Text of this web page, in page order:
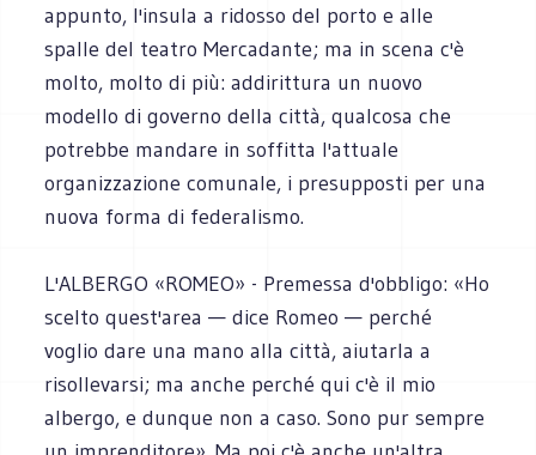
appunto, l'insula a ridosso del porto e alle
spalle del teatro Mercadante; ma in scena c'è
molto, molto di più: addirittura un nuovo
modello di governo della città, qualcosa che
potrebbe mandare in soffitta l'attuale
organizzazione comunale, i presupposti per una
nuova forma di federalismo.
L'ALBERGO «ROMEO» - Premessa d'obbligo: «Ho
scelto quest'area — dice Romeo — perché
voglio dare una mano alla città, aiutarla a
risollevarsi; ma anche perché qui c'è il mio
albergo, e dunque non a caso. Sono pur sempre